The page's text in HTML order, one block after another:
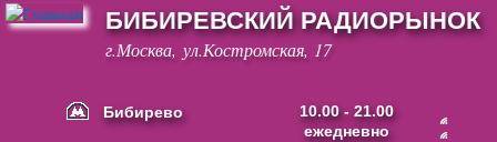
Перейти к
основному
содержанию
БИБИРЕВСКИЙ РАДИОРЫНОК
г.Москва, ул.Костромская, 17
Бибирево
10.00 - 21.00
ежедневно